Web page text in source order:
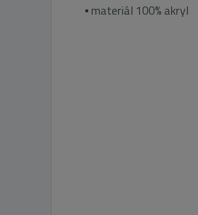
▪ materiál 100% akryl